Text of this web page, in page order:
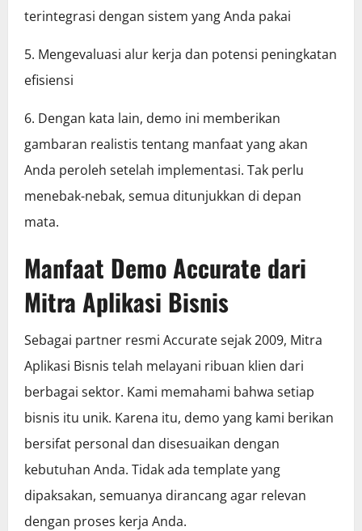
terintegrasi dengan sistem yang Anda pakai
5. Mengevaluasi alur kerja dan potensi peningkatan
efisiensi
6. Dengan kata lain, demo ini memberikan
gambaran realistis tentang manfaat yang akan
Anda peroleh setelah implementasi. Tak perlu
menebak-nebak, semua ditunjukkan di depan
mata.
Manfaat Demo Accurate dari
Mitra Aplikasi Bisnis
Sebagai partner resmi Accurate sejak 2009, Mitra
Aplikasi Bisnis telah melayani ribuan klien dari
berbagai sektor. Kami memahami bahwa setiap
bisnis itu unik. Karena itu, demo yang kami berikan
bersifat personal dan disesuaikan dengan
kebutuhan Anda. Tidak ada template yang
dipaksakan, semuanya dirancang agar relevan
dengan proses kerja Anda.